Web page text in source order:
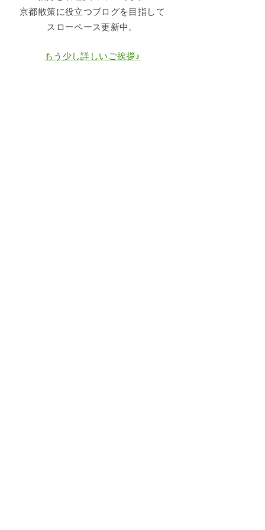
京都散策に役立つブログを目指して
スローペース更新中。
もう少し詳しいご挨拶♪